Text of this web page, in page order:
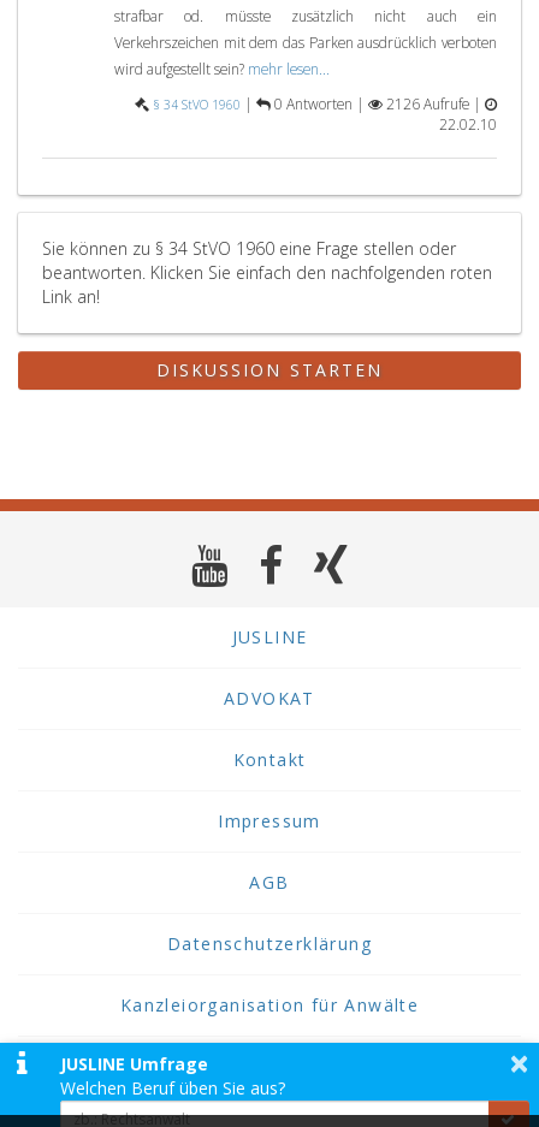
strafbar od. müsste zusätzlich nicht auch ein
Verkehrszeichen mit dem das Parken ausdrücklich verboten
wird aufgestellt sein? mehr lesen...
§ 34 StVO 1960 | 0 Antworten |
2126 Aufrufe |
22.02.10
Sie können zu § 34 StVO 1960 eine Frage stellen oder
beantworten. Klicken Sie einfach den nachfolgenden roten
Link an!
DISKUSSION STARTEN
JUSLINE
ADVOKAT
Kontakt
Impressum
AGB
Datenschutzerklärung
Kanzleiorganisation für Anwälte
JUSLINE® ist eine Marke der ADVOKAT
Unternehmensberatung Greiter & Greiter GmbH.
×
JUSLINE Umfrage
Welchen Beruf üben Sie aus?